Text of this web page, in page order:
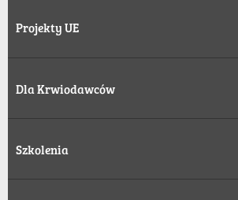
Projekty UE
Dla Krwiodawców
Szkolenia